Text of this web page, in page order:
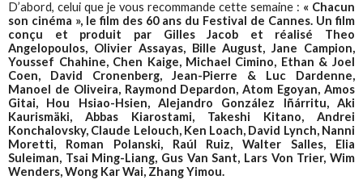
D’abord, celui que je vous recommande cette semaine : « Chacun
son cinéma », le film des 60 ans du Festival de Cannes. Un film
conçu et produit par Gilles Jacob et réalisé Theo
Angelopoulos, Olivier Assayas, Bille August, Jane Campion,
Youssef Chahine, Chen Kaige, Michael Cimino, Ethan & Joel
Coen, David Cronenberg, Jean-Pierre & Luc Dardenne,
Manoel de Oliveira, Raymond Depardon, Atom Egoyan, Amos
Gitai, Hou Hsiao-Hsien, Alejandro González Iñárritu, Aki
Kaurismäki, Abbas Kiarostami, Takeshi Kitano, Andrei
Konchalovsky, Claude Lelouch, Ken Loach, David Lynch, Nanni
Moretti, Roman Polanski, Raúl Ruiz, Walter Salles, Elia
Suleiman, Tsai Ming-Liang, Gus Van Sant, Lars Von Trier, Wim
Wenders, Wong Kar Wai, Zhang Yimou.